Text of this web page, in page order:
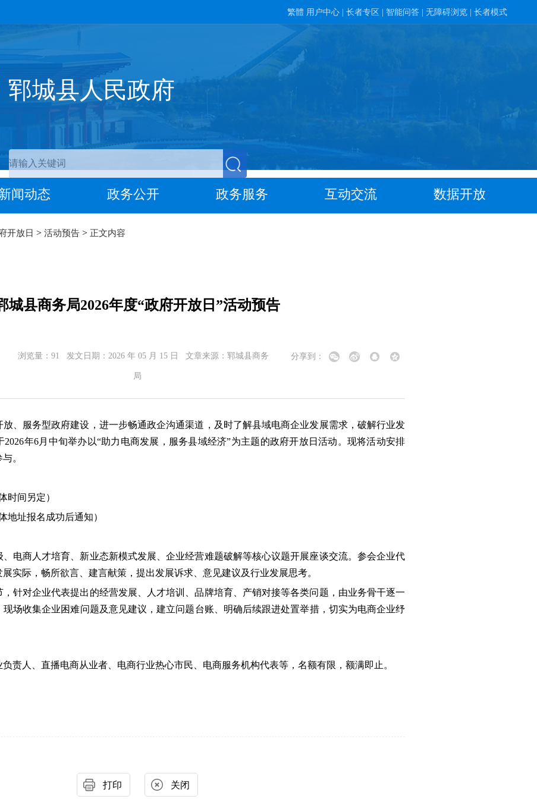
繁體 用户中心 | 长者专区 | 智能问答 | 无障碍浏览 | 长者模式
郓城县人民政府
闻动态 政务公开 政务服务 互动交流 数据开放
开放日 > 活动预告> 正文内容
城县商务局2026年度“政府开放日”活动预告
浏览量： 91 发文日期： 2026 年 05 月 15 日 文章来源： 郓城县商务
局
分享到：
、服务型政府建设，进一步畅通政企沟通渠道，及时了解县域电商企业发展需求，破解行业发
年6月中旬举办以“助力电商发展，服务县域经济”为主题的政府开放日活动。现将活动安排
。
时间另定）
地址报名成功后通知）
、电商人才培育、新业态新模式发展、企业经营难题破解等核心议题开展座谈交流。参会企业代
实际，畅所欲言、建言献策，提出发展诉求、意见建议及行业发展思考。
针对企业代表提出的经营发展、人才培训、品牌培育、产销对接等各类问题，由业务骨干逐一
场收集企业困难问题及意见建议，建立问题台账、明确后续跟进处置举措，切实为电商企业纾
责人、直播电商从业者、电商行业热心市民、电商服务机构代表等，名额有限，额满即止。
打印 关闭